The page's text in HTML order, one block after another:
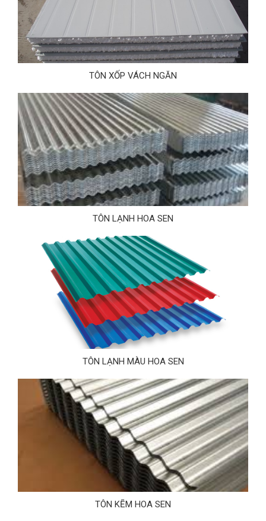
TÔN XỐP VÁCH NGĂN
TÔN LẠNH HOA SEN
TÔN LẠNH MÀU HOA SEN
TÔN KẼM HOA SEN